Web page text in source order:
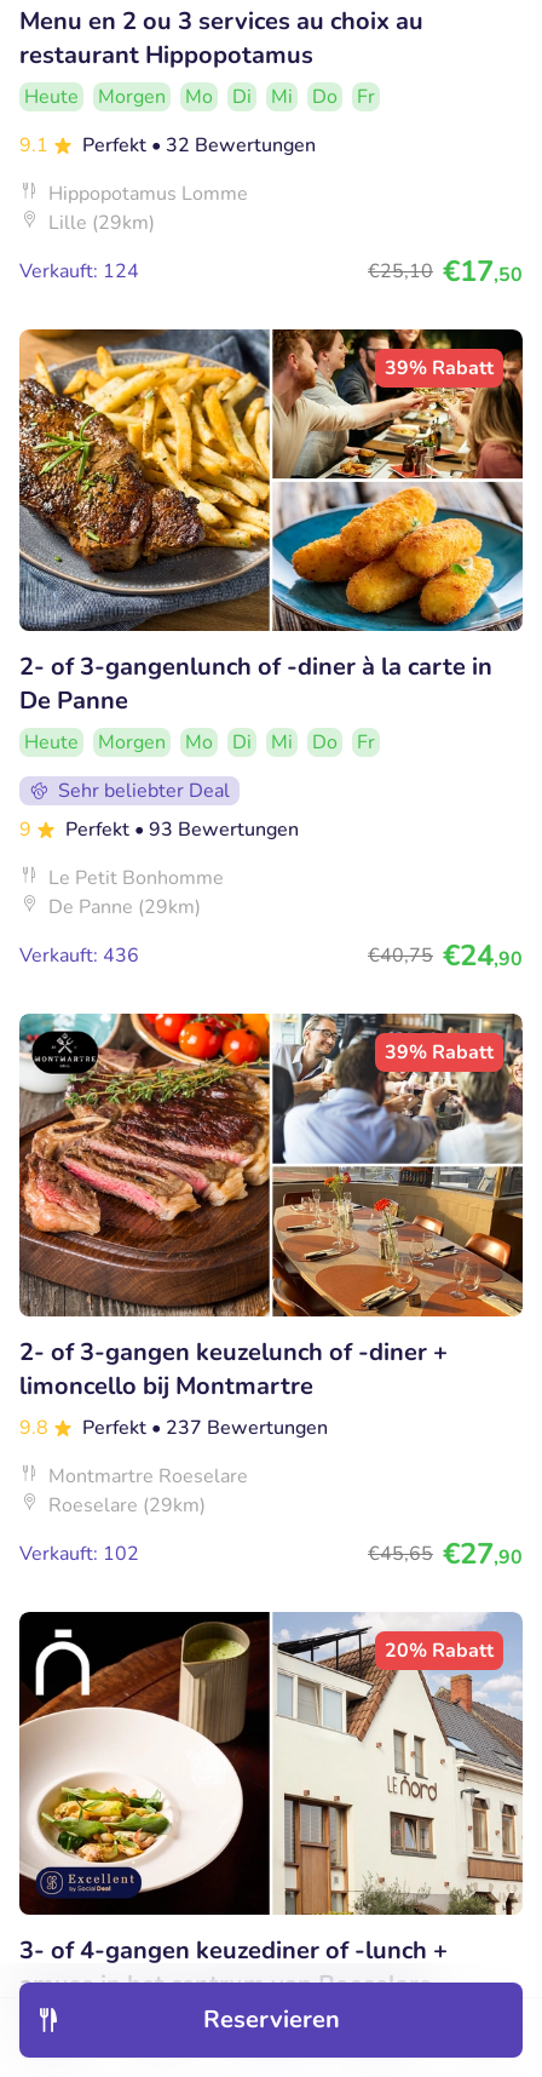
Entdecken
Reservieren
Menu en 2 ou 3 services au choix au
restaurant Hippopotamus
Heute Morgen Mo Di Mi Do
Fr
9.1
Perfekt • 32 Bewertungen
Hippopotamus Lomme
Lille (29km)
Verkauft: 124
€25,10 €17,50
39% Rabatt
2- of 3-gangenlunch of -diner à la carte in
De Panne
Heute Morgen Mo Di Mi Do
Fr
Sehr beliebter Deal
9
Perfekt • 93 Bewertungen
Le Petit Bonhomme
De Panne (29km)
Verkauft: 436
€40,75 €24,90
39% Rabatt
2- of 3-gangen keuzelunch of -diner +
limoncello bij Montmartre
9.8 Perfekt • 237 Bewertungen
Montmartre Roeselare
Roeselare (29km)
Verkauft: 102
€45,65 €27,90
20% Rabatt
3- of 4-gangen keuzediner of -lunch +
amuse in het centrum van Roeselare
Do